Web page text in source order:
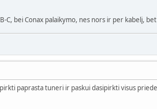
C, bei Conax palaikymo, nes nors ir per kabelį,
paprasta tuneri ir paskui dasipirkti visus